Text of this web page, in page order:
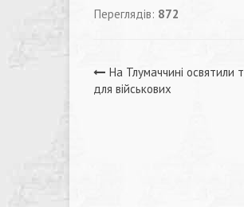
Переглядів: 872
Навігація
На Тлумаччині освятили
для військових